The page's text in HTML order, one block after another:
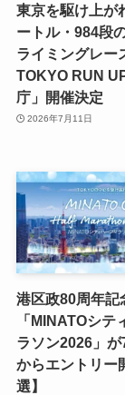
東京を駆け上が
ートル・984段
ライミングレー
TOKYO RUN
庁」開催決定
2026年7月11日
港区政80周年記
「MINATOシテ
ラソン2026」
からエントリー
選】